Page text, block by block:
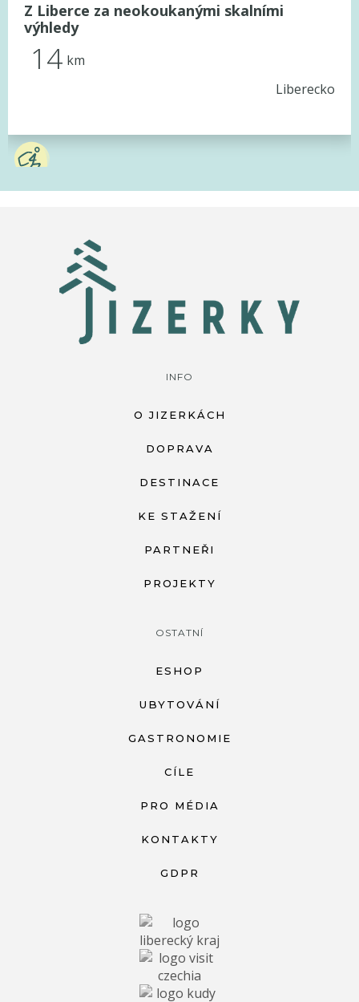
Z Liberce za neokoukanými skalními
výhledy
14 km
Liberecko
INFO
O JIZERKÁCH
DOPRAVA
DESTINACE
KE STAŽENÍ
PARTNEŘI
PROJEKTY
OSTATNÍ
ESHOP
UBYTOVÁNÍ
GASTRONOMIE
CÍLE
PRO MÉDIA
KONTAKTY
GDPR